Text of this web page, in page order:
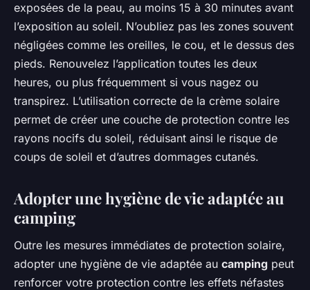
exposées de la peau, au moins 15 à 30 minutes avant
l’exposition au soleil. N’oubliez pas les zones souvent
négligées comme les oreilles, le cou, et le dessus des
pieds. Renouvelez l’application toutes les deux
heures, ou plus fréquemment si vous nagez ou
transpirez. L’utilisation correcte de la crème solaire
permet de créer une couche de protection contre les
rayons nocifs du soleil, réduisant ainsi le risque de
coups de soleil et d’autres dommages cutanés.
Adopter une hygiène de vie adaptée au
camping
Outre les mesures immédiates de protection solaire,
adopter une hygiène de vie adaptée au camping peut
renforcer votre protection contre les effets néfastes